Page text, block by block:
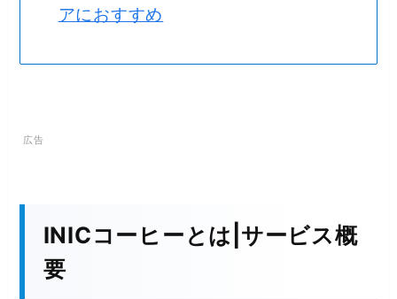
アにおすすめ
INICコーヒーとは|サービス概
要